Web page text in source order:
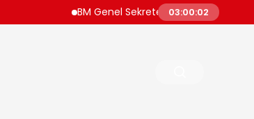
BM Genel Sekreteri Guterres Dünya
03:00:03